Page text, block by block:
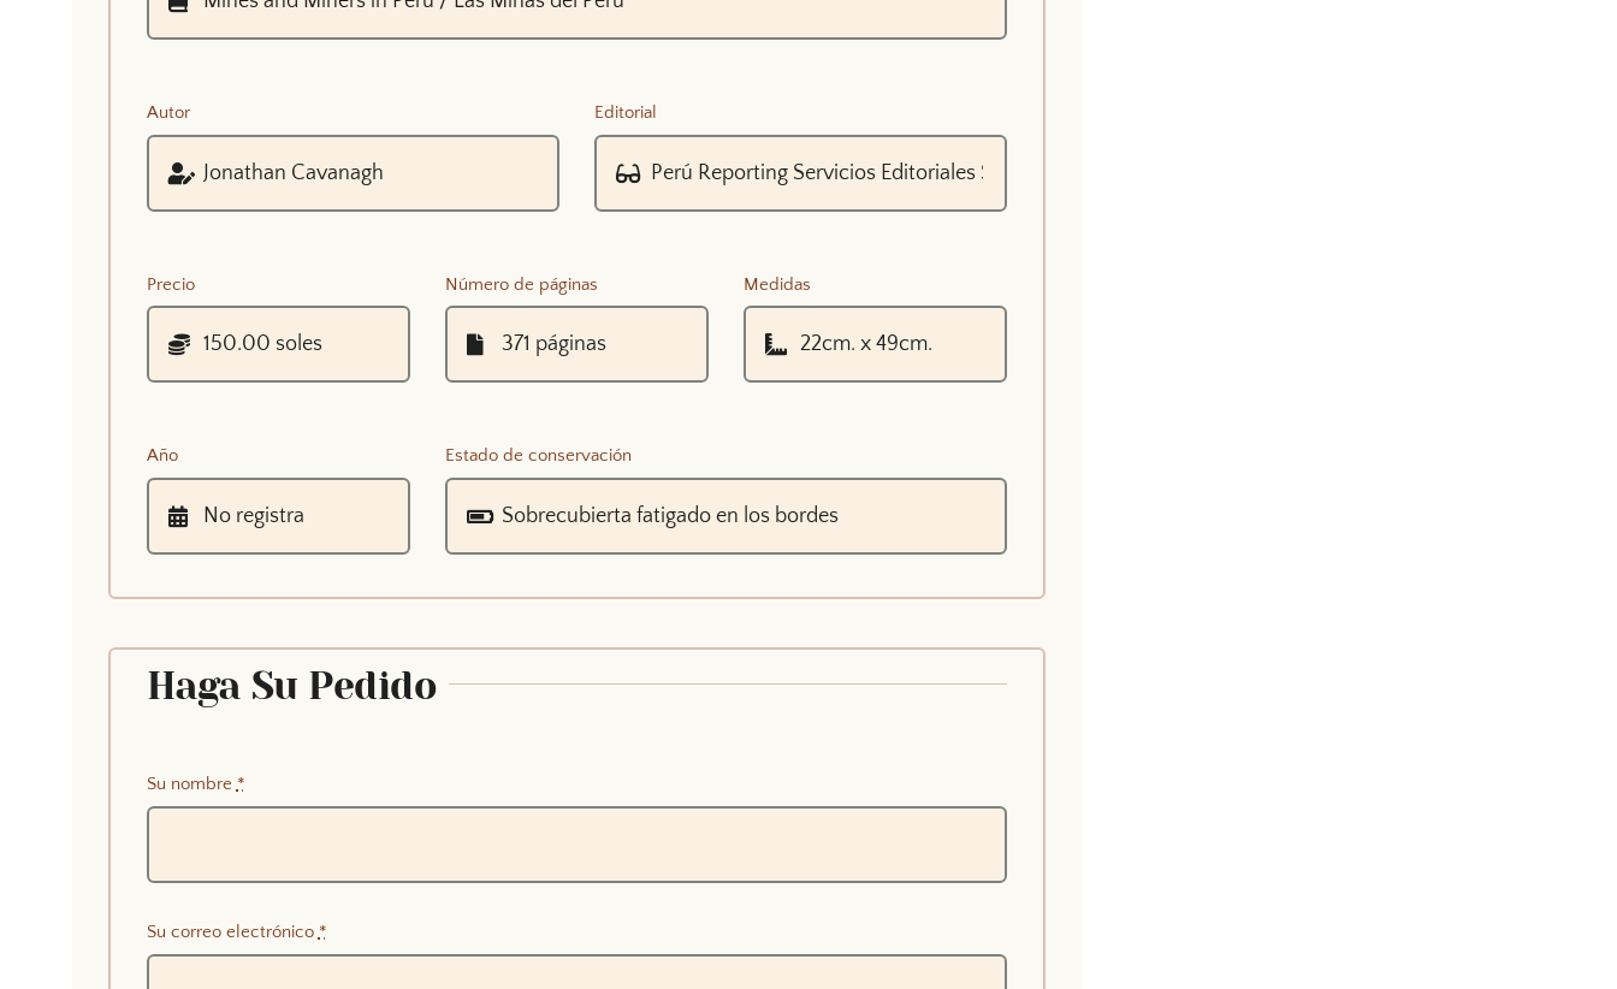
Autor Editorial
Precio Número de páginas Medidas
Año Estado de conservación
Haga Su Pedido
Su nombre *
Su correo electrónico *